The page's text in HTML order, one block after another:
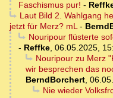
Faschismus pur! -
Laut Bild 2. Wahlgang
jetzt für Merz? mL-
Nouripour flüsterte
- Reffke, 06.05.2025,
Nouripour zu Merz
wir besprechen das
BerndBorchert,
Nie wieder